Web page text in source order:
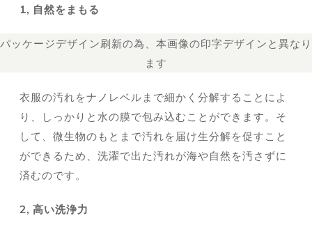
1, 自然をまもる
パッケージデザイン刷新の為、本画像の印字デザインと異なり
ます
衣服の汚れをナノレベルまで細かく分解することによ
り、しっかりと水の膜で包み込むことができます。そ
して、微生物のもとまで汚れを届け生分解を促すこと
ができるため、洗濯で出た汚れが海や自然を汚さずに
済むのです。
2, 高い洗浄力